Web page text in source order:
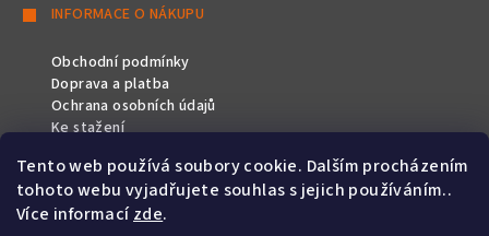
Tento web používá soubory cookie. Dalším procházením
tohoto webu vyjadřujete souhlas s jejich používáním..
Více informacízde.
INFORMACE O NÁKUPU
Obchodní podmínky
Doprava a platba
Ochrana osobních údajů
Ke stažení
SLEDUJTE NÁS